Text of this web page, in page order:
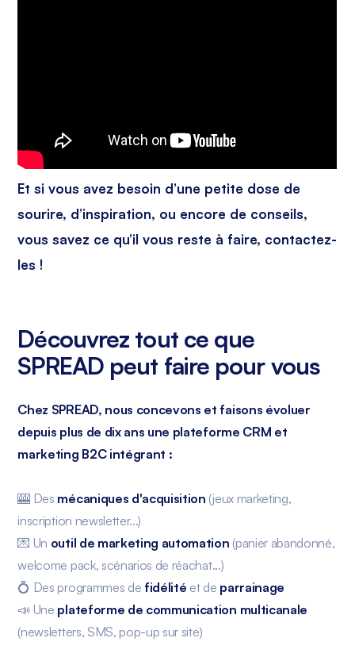
Et si vous avez besoin d’une petite dose de
sourire, d’inspiration, ou encore de conseils,
vous savez ce qu’il vous reste à faire, contactez-
les !
Découvrez tout ce que
SPREAD peut faire pour vous
Chez SPREAD, nous concevons et faisons évoluer
depuis plus de dix ans une plateforme CRM et
marketing B2C intégrant :
🎰 Des mécaniques d'acquisition (jeux marketing,
inscription newsletter...)
💌 Un outil de marketing automation (panier abandonné,
welcome pack, scénarios de réachat...)
💍 Des programmes de fidélité et de parrainage
📣 Une plateforme de communication multicanale
(newsletters, SMS, pop-up sur site)